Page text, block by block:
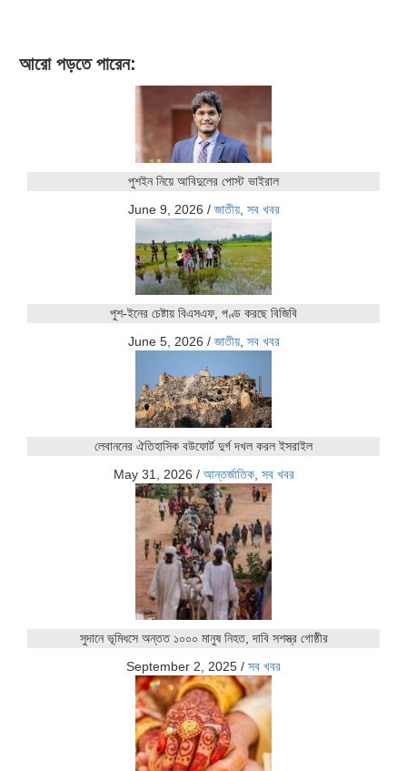
আরো পড়তে পারেন:
পুশইন নিয়ে আবিদুলের পোস্ট ভাইরাল
June 9, 2026 / জাতীয়, সব খবর
পুশ-ইনের চেষ্টায় বিএসএফ, পণ্ড করছে বিজিবি
June 5, 2026 / জাতীয়, সব খবর
লেবাননের ঐতিহাসিক বউফোর্ট দুর্গ দখল করল ইসরাইল
May 31, 2026 / আন্তর্জাতিক, সব খবর
সুদানে ভূমিধসে অন্তত ১০০০ মানুষ নিহত, দাবি সশস্ত্র গোষ্ঠীর
September 2, 2025 / সব খবর